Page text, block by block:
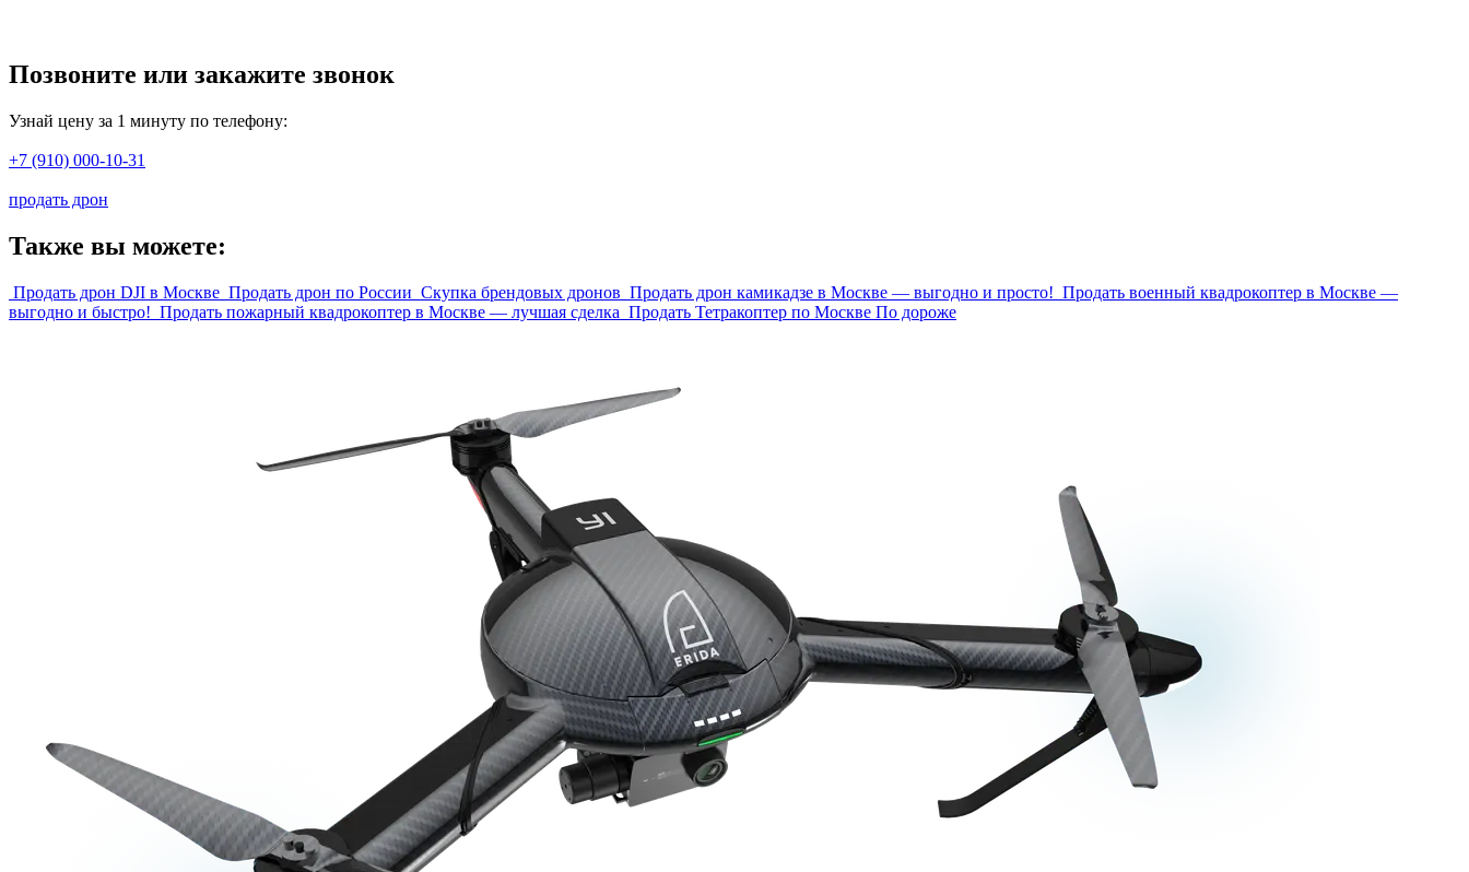
Позвоните или закажите звонок
Узнай цену за 1 минуту по телефону:
+7 (910) 000-10-31
продать дрон
Также вы можете:
Продать дрон DJI в Москве Продать дрон по России Скупка брендовых дронов Продать дрон камикадзе в Москве — выгодно и просто! Продать военный квадрокоптер в Москве —
выгодно и быстро! Продать пожарный квадрокоптер в Москве — лучшая сделка Продать Тетракоптер по Москве По дороже